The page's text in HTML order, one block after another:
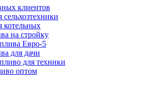
клиентов
котельных
на стройку
Евро-5
для дачи
для техники
оптом